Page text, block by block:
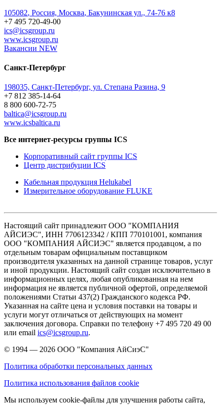
105082, Россия, Москва, Бакунинская ул., 74-76 к8
+7 495 720-49-00
ics@icsgroup.ru
www.icsgroup.ru
Вакансии NEW
Санкт-Петербург
198035, Санкт-Петербург, ул. Степана Разина, 9
+7 812 385-14-64
8 800 600-72-75
baltica@icsgroup.ru
www.icsbaltica.ru
Все интернет-ресурсы группы ICS
Корпоративный сайт группы ICS
Центр дистрибуции ICS
Кабельная продукция Helukabel
Измерительное оборудование FLUKE
Настоящий сайт принадлежит ООО "КОМПАНИЯ
АЙСИЭС", ИНН 7706123342 / КПП 770101001, компания
ООО "КОМПАНИЯ АЙСИЭС" является продавцом, а по
отдельным товарам официальным поставщиком
производителя указанных на данной странице товаров, услуг
и иной продукции. Настоящий сайт создан исключительно в
информационных целях, любая опубликованная на нем
информация не является публичной офертой, определяемой
положениями Статьи 437(2) Гражданского кодекса РФ.
Указанная на сайте цена и условия поставки на товары и
услуги могут отличаться от действующих на момент
заключения договора. Справки по телефону +7 495 720 49 00
или email ics@icsgroup.ru.
© 1994 — 2026 ООО "Компания АйСиэС"
Политика обработки персональных данных
Политика использования файлов cookie
Мы используем cookie-файлы для улучшения работы сайта,